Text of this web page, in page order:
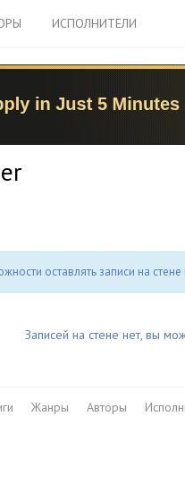
ИСПОЛНИТЕЛИ
оставлять записи на
Записей на стене нет, вы
Жанры Авторы